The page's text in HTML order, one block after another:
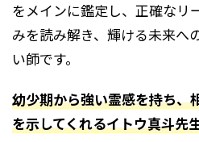
をメインに鑑定し、正確なリ
みを読み解き、輝ける未来へ
い師です。
幼少期から強い霊感を持ち、
を示してくれるイトウ真斗先